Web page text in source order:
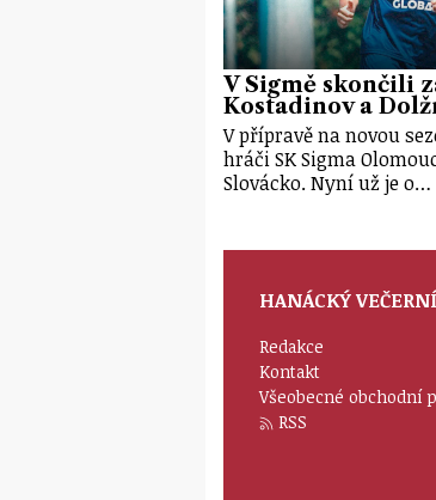
V Sigmě skončili
Kostadinov a
V přípravě na novou
hráči SK Sigma
Slovácko. Nyní už je o…
HANÁCKÝ
Redakce
Kontakt
Všeobecné obchodní
RSS